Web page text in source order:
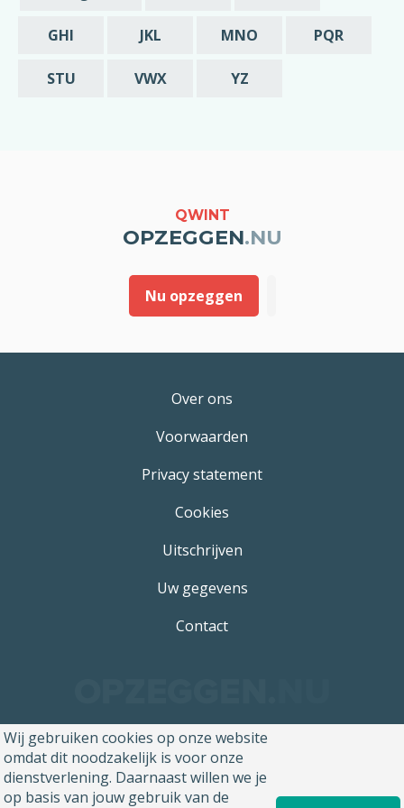
melding willen van deze vroegst mogelijke
datum is waarop mijn abonnement beëindigd
wordt.
GHI JKL MNO PQR
STU VWX YZ
QWINT
OPZEGGEN.NU
Nu opzeggen
Over ons
Voorwaarden
Privacy statement
Cookies
Uitschrijven
Uw gegevens
Contact
Wij gebruiken cookies op onze website
omdat dit noodzakelijk is voor onze
dienstverlening. Daarnaast willen we je
op basis van jouw gebruik van de